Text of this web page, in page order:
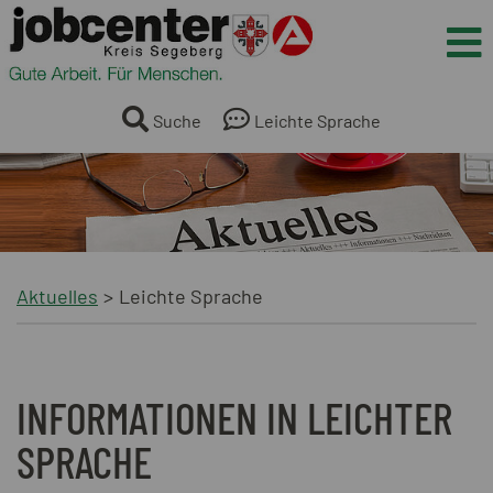
Springe direkt zum Inhalt
Suche Leichte Sprache
Aktuelles Leichte Sprache
INFORMATIONEN IN LEICHTER
SPRACHE